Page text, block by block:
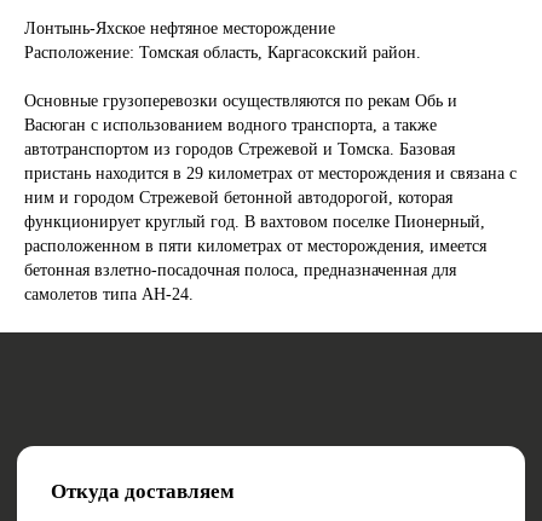
Лонтынь-Яхское нефтяное месторождение
Расположение: Томская область, Каргасокский район.
Основные грузоперевозки осуществляются по рекам Обь и
Васюган с использованием водного транспорта, а также
автотранспортом из городов Стрежевой и Томска. Базовая
пристань находится в 29 километрах от месторождения и связана с
ним и городом Стрежевой бетонной автодорогой, которая
функционирует круглый год. В вахтовом поселке Пионерный,
расположенном в пяти километрах от месторождения, имеется
бетонная взлетно-посадочная полоса, предназначенная для
самолетов типа АН-24.
Откуда доставляем
Куда доставляем
Ваш телефон